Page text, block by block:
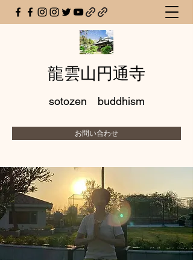
龍雲山円通寺
sotozen buddhism
お問い合わせ